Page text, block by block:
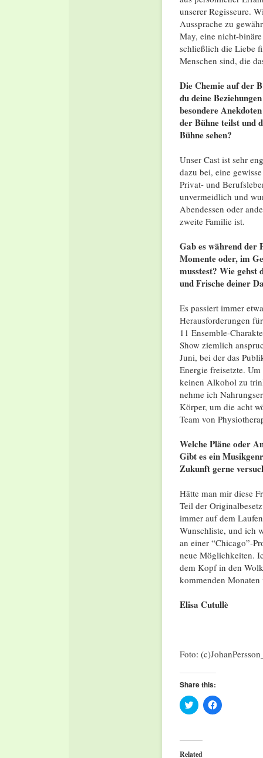
unserer Regisseure.
Aussprache zu
May, eine nicht-
schließlich die Liebe
Menschen sind, die
Die Chemie auf der
du deine
besondere
der Bühne teilst und
Bühne sehen?
Unser Cast ist sehr
dazu bei, eine
Privat- und
unvermeidlich und
Abendessen oder
zweite Familie ist.
Gab es während der
Momente oder, im
musstest? Wie
und Frische deiner
Es passiert immer
Herausforderungen
11 Ensemble-
Show ziemlich
Juni, bei der das
Energie freisetzte.
keinen Alkohol zu
nehme ich
Körper, um die acht
Team von
Welche Pläne oder
Gibt es ein
Zukunft gerne
Hätte man mir diese
Teil der
immer auf dem
Wunschliste, und ich
an einer “Chicago”-
neue Möglichkeiten.
dem Kopf in den
kommenden Monaten
Elisa Cutullè
Foto:
Share this:
Click
to
(Opens
in
Click
to
Related